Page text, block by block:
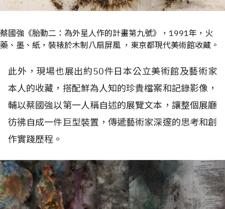
蔡國強《胎動二：為外星人作的計畫第九號》，1991年，火
藥、墨、紙，裝裱於木制八扇屏風 ，東京都現代美術館收藏。
此外，現場也展出約50件日本公立美術館及藝術家
本人的收藏，搭配鮮為人知的珍貴檔案和記錄影像，
輔以蔡國強以第一人稱自述的展覽文本，讓整個展廳
彷彿自成一件巨型裝置，傳遞藝術家深邃的思考和創
作實踐歷程。